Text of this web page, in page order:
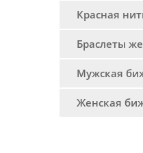
Красная
Браслеты
Мужская
Женская